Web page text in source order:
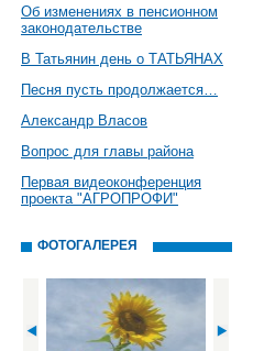
Об изменениях в пенсионном
законодательстве
В Татьянин день о ТАТЬЯНАХ
Песня пусть продолжается…
Александр Власов
Вопрос для главы района
Первая видеоконференция
проекта "АГРОПРОФИ"
ФОТОГАЛЕРЕЯ